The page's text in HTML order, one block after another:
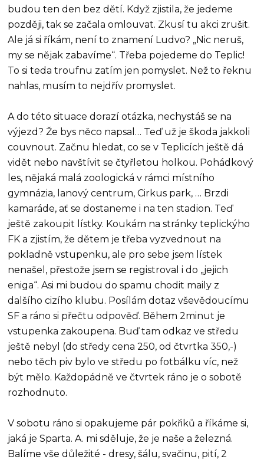
budou ten den bez dětí. Když zjistila, že jedeme
později, tak se začala omlouvat. Zkusí tu akci zrušit.
Ale já si říkám, není to znamení Ludvo? „Nic neruš,
my se nějak zabavíme“. Třeba pojedeme do Teplic!
To si teda troufnu zatím jen pomyslet. Než to řeknu
nahlas, musím to nejdřív promyslet.
A do této situace dorazí otázka, nechystáš se na
výjezd? Že bys něco napsal… Teď už je škoda jakkoli
couvnout. Začnu hledat, co se v Teplicích ještě dá
vidět nebo navštívit se čtyřletou holkou. Pohádkový
les, nějaká malá zoologická v rámci místního
gymnázia, lanový centrum, Cirkus park, … Brzdi
kamaráde, ať se dostaneme i na ten stadion. Teď
ještě zakoupit lístky. Koukám na stránky teplickýho
FK a zjistím, že dětem je třeba vyzvednout na
pokladně vstupenku, ale pro sebe jsem lístek
nenašel, přestože jsem se registroval i do „jejich
eniga“. Asi mi budou do spamu chodit maily z
dalšího cizího klubu. Posílám dotaz vševědoucímu
SF a ráno si přečtu odpověď. Během 2minut je
vstupenka zakoupena. Buď tam odkaz ve středu
ještě nebyl (do středy cena 250, od čtvrtka 350,-)
nebo těch piv bylo ve středu po fotbálku víc, než
být mělo. Každopádně ve čtvrtek ráno je o sobotě
rozhodnuto.
V sobotu ráno si opakujeme pár pokřiků a říkáme si,
jaká je Sparta. A. mi sděluje, že je naše a železná.
Balíme vše důležité - dresy, šálu, svačinu, pití, 2